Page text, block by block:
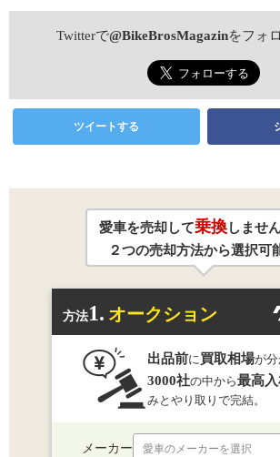
Twitterで@BikeBrosMagazinをフォ
ツイートする
愛車を売却して乗換しませ
２つの売却方法から選択可
方法1. オークション
出品前に 買取相場が分
3000社の中から最高
みとやり取りで完結。
メーカー 愛車のメーカーを選択